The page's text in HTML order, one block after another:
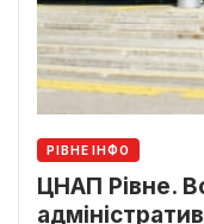
РІВНЕ ІНФО
ЦНАП Рівне.